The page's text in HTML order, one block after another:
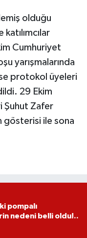
olduğu
Cumhuriyet
yarışmalarında
protokol üyeleri
29 Ekim
Şuhut Zafer
gösterisi ile sona
pompalı
nedeni belli oldu!..